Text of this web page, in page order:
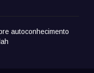
autoconhecimento